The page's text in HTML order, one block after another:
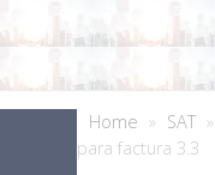
Home » SAT »
para factura 3.3